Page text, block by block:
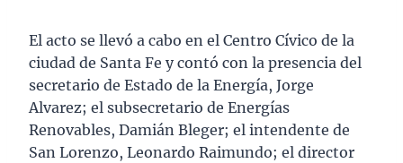
El acto se llevó a cabo en el Centro Cívico de la
ciudad de Santa Fe y contó con la presencia del
secretario de Estado de la Energía, Jorge
Alvarez; el subsecretario de Energías
Renovables, Damián Bleger; el intendente de
San Lorenzo, Leonardo Raimundo; el director